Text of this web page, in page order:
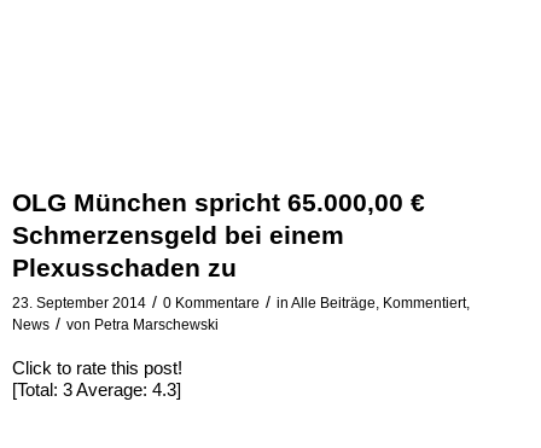
OLG München spricht 65.000,00 €
Schmerzensgeld bei einem
Plexusschaden zu
23. September 2014 / 0 Kommentare / in Alle Beiträge, Kommentiert,
News / von Petra Marschewski
Click to rate this post!
[Total: 3Average: 4.3]